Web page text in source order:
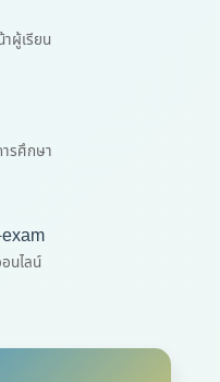
ผู้เรียน
รศึกษา
นไลน์